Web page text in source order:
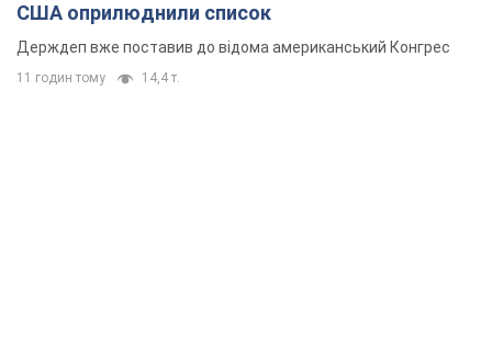
США оприлюднили список
Держдеп вже поставив до відома американський Конгрес
11 годин тому 14,4 т.